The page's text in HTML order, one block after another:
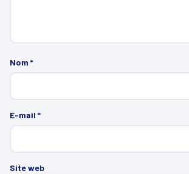
Nom *
E-mail *
Site web